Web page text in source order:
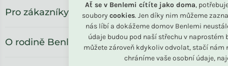
Ať se v Benlemi cítíte jako doma,
soubory cookies. Jen díky nim můžeme
nás líbí a dokážeme domov Benlemi
údaje budou pod naší střechu v naprostém
můžete zároveň kdykoliv odvolat, stačí nám
chráníme vaše osobní údaje,
Pro zákazníky
O rodině Benlemi